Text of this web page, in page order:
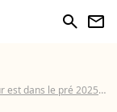
search newsletter
est dans le pré 2025